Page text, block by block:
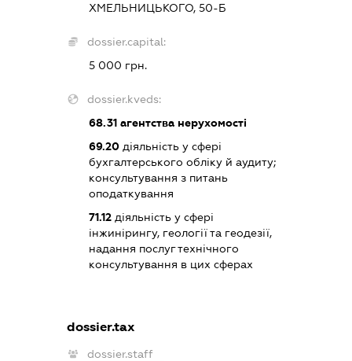
ХМЕЛЬНИЦЬКОГО, 50-Б
dossier.capital:
5 000 грн.
dossier.kveds:
68.31 агентства нерухомості
69.20 діяльність у сфері
бухгалтерського обліку й аудиту;
консультування з питань
оподаткування
71.12 діяльність у сфері
інжинірингу, геології та геодезії,
надання послуг технічного
консультування в цих сферах
dossier.tax
dossier.staff